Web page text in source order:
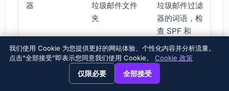
View this page in English? →
避免响应式电子邮件设计错误
器
垃圾邮件文件
夹
垃圾邮件过滤
器的词语，检
查 SPF 和
DKIM 记录。
我们使用 Cookie 为您提供更好的网站体验、个性化内容并分析流量。
点击“全部接受”即表示您同意我们使用 Cookie。 Cookie 政策
仅限必要 全部接受